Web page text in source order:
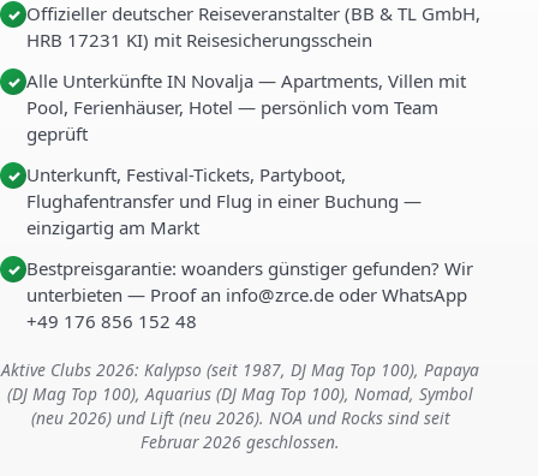
✓ Offizieller deutscher Reiseveranstalter (BB & TL GmbH,
HRB 17231 KI) mit Reisesicherungsschein
✓ Alle Unterkünfte IN Novalja — Apartments, Villen mit
Pool, Ferienhäuser, Hotel — persönlich vom Team
geprüft
✓ Unterkunft, Festival-Tickets, Partyboot,
Flughafentransfer und Flug in einer Buchung —
einzigartig am Markt
✓ Bestpreisgarantie: woanders günstiger gefunden? Wir
unterbieten — Proof an info@zrce.de oder WhatsApp
+49 176 856 152 48
Aktive Clubs 2026: Kalypso (seit 1987, DJ Mag Top 100), Papaya
(DJ Mag Top 100), Aquarius (DJ Mag Top 100), Nomad, Symbol
(neu 2026) und Lift (neu 2026). NOA und Rocks sind seit
Februar 2026 geschlossen.